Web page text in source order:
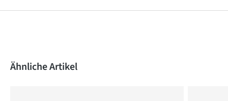
Produktgalerie überspringen
Ähnliche Artikel